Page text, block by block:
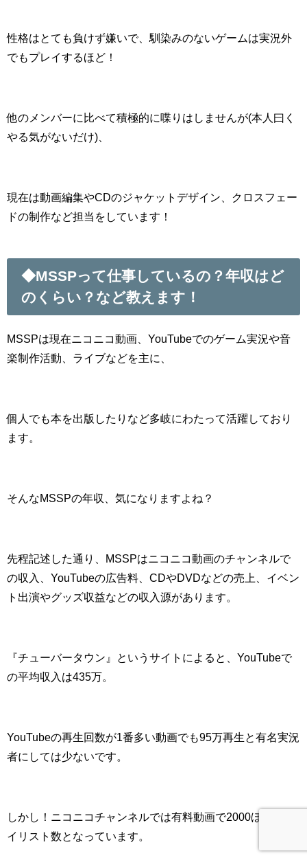
性格はとても負けず嫌いで、馴染みのないゲームは実況外
でもプレイするほど！
他のメンバーに比べて積極的に喋りはしませんが(本人曰く
やる気がないだけ)、
現在は動画編集やCDのジャケットデザイン、クロスフェー
ドの制作など担当をしています！
◆MSSPって仕事しているの？年収はど
のくらい？など教えます！
MSSPは現在ニコニコ動画、YouTubeでのゲーム実況や音
楽制作活動、ライブなどを主に、
個人でも本を出版したりなど多岐にわたって活躍しており
ます。
そんなMSSPの年収、気になりますよね？
先程記述した通り、MSSPはニコニコ動画のチャンネルで
の収入、YouTubeの広告料、CDやDVDなどの売上、イベン
ト出演やグッズ収益などの収入源があります。
『チューバータウン 』というサイトによると、YouTubeで
の平均収入は435万。
YouTubeの再生回数が1番多い動画でも95万再生と有名実況
者にしては少ないです。
しかし！ニコニコチャンネルでは有料動画で2000ほどのマ
イリスト数となっています。